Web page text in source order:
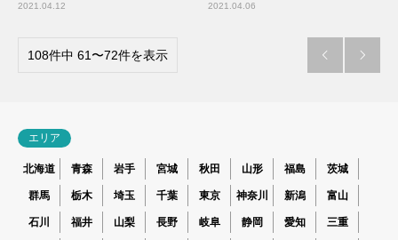
2021.04.12 2021.04.06
108件中 61〜72件を表示  
エリア
北海道 青森 岩手 宮城 秋田 山形 福島 茨城
群馬 栃木 埼玉 千葉 東京 神奈川 新潟 富山
石川 福井 山梨 長野 岐阜 静岡 愛知 三重